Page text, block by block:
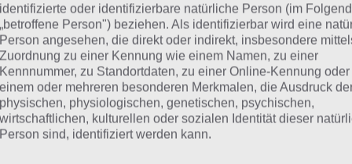
identifizierte oder identifizierbare natürliche Person (im
„betroffene Person") beziehen. Als identifizierbar wird eine
Person angesehen, die direkt oder indirekt, insbesondere
Zuordnung zu einer Kennung wie einem Namen, zu einer
Kennnummer, zu Standortdaten, zu einer Online-Kennung oder
einem oder mehreren besonderen Merkmalen, die Ausdruck
physischen, physiologischen, genetischen, psychischen,
wirtschaftlichen, kulturellen oder sozialen Identität dieser
Person sind, identifiziert werden kann.